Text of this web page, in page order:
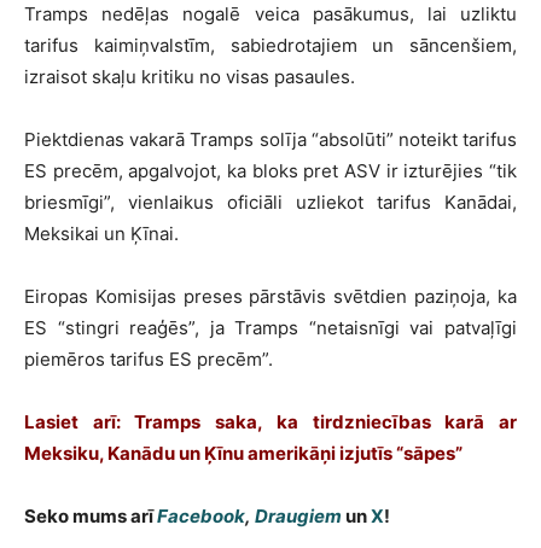
Tramps nedēļas nogalē veica pasākumus, lai uzliktu
tarifus kaimiņvalstīm, sabiedrotajiem un sāncenšiem,
izraisot skaļu kritiku no visas pasaules.
Piektdienas vakarā Tramps solīja “absolūti” noteikt tarifus
ES precēm, apgalvojot, ka bloks pret ASV ir izturējies “tik
briesmīgi”, vienlaikus oficiāli uzliekot tarifus Kanādai,
Meksikai un Ķīnai.
Eiropas Komisijas preses pārstāvis svētdien paziņoja, ka
ES “stingri reaģēs”, ja Tramps “netaisnīgi vai patvaļīgi
piemēros tarifus ES precēm”.
Lasiet arī:Tramps saka, ka tirdzniecības karā ar
Meksiku, Kanādu un Ķīnu amerikāņi izjutīs “sāpes”
Seko mums arīFacebook, Draugiem unX!